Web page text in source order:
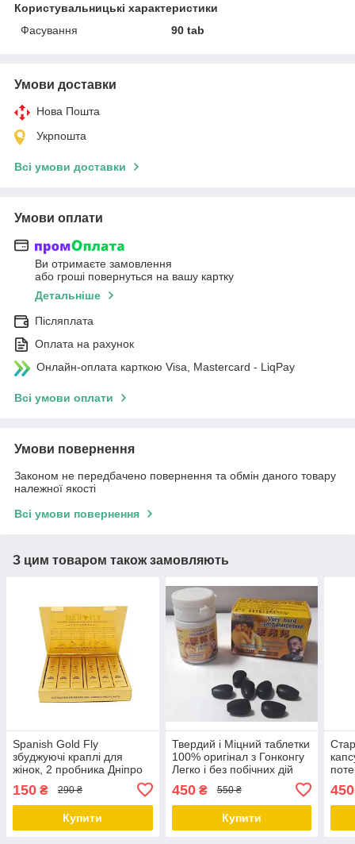
Користувальницькі характеристики
Фасування
90 tab
Умови доставки
Нова Пошта
Укрпошта
Всі умови доставки
Умови оплати
Ви отримаєте замовлення
або гроші повернуться на вашу картку
Детальніше
Післяплата
Оплата на рахунок
Онлайн-оплата карткою Visa, Mastercard - LiqPay
Всі умови оплати
Умови повернення
Законом не передбачено повернення та обмін даного товару
належної якості
Всі умови повернення
З цим товаром також замовляють
Spanish Gold Fly
збуджуючі краплі для
жінок, 2 пробника Дніпро
150 ₴ 290 ₴
Купити
Твердий і Міцний таблетки
100% оригінал з Гонконгу
Легко і без побічних дій
450₴ 550 ₴
Купити
450